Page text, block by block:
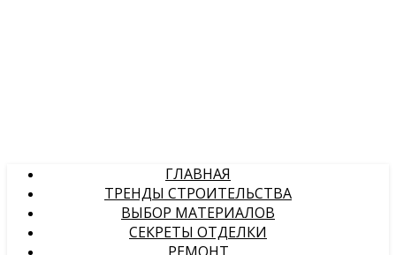
ГЛАВНАЯ
ТРЕНДЫ СТРОИТЕЛЬСТВА
ВЫБОР МАТЕРИАЛОВ
СЕКРЕТЫ ОТДЕЛКИ